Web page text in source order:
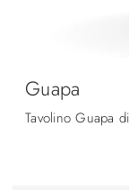
Guapa